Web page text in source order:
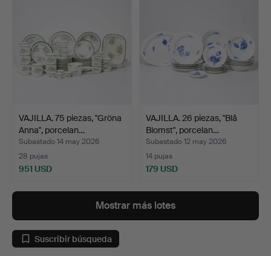
VAJILLA. 75 piezas, "Gröna
Anna", porcelan…
Subastado 14 may 2026
28 pujas
951 USD
VAJILLA. 26 piezas, "Blå
Blomst", porcelan…
Subastado 12 may 2026
14 pujas
179 USD
Mostrar más lotes
Suscribir búsqueda